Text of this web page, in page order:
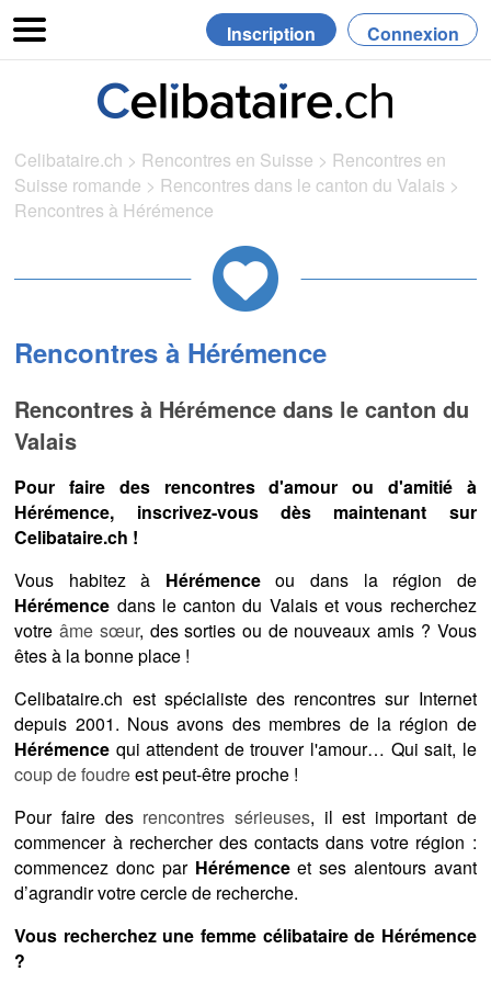
Inscription Connexion
Celibataire.ch > Rencontres en Suisse > Rencontres en
Suisse romande > Rencontres dans le canton du Valais >
Rencontres à Hérémence
Rencontres à Hérémence
Rencontres à Hérémence dans le canton du
Valais
Pour faire des rencontres d'amour ou d'amitié à
Hérémence, inscrivez-vous dès maintenant sur
Celibataire.ch !
Vous habitez à Hérémenceou dans la région de
Hérémence dans le canton du Valais et vous recherchez
votreâme sœur, des sorties ou de nouveaux amis ? Vous
êtes à la bonne place !
Celibataire.ch est spécialiste des rencontres sur Internet
depuis 2001. Nous avons des membres de la région de
Hérémence qui attendent de trouver l'amour… Qui sait, le
coup de foudreest peut-être proche !
Pour faire des rencontres sérieuses, il est important de
commencer à rechercher des contacts dans votre région :
commencez donc par Hérémenceet ses alentours avant
d’agrandir votre cercle de recherche.
Vous recherchez une femme célibataire de Hérémence
?